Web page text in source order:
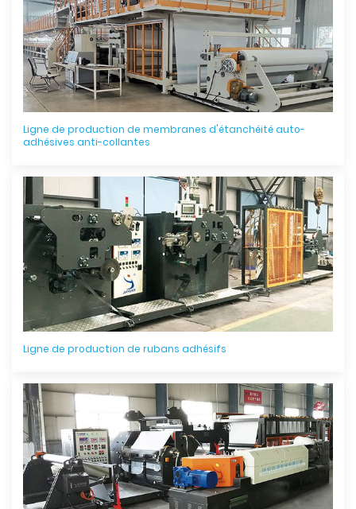
Ligne de production de membranes d'étanchéité auto-
adhésives anti-collantes
Ligne de production de rubans adhésifs